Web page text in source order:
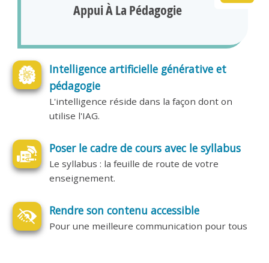
Appui À La Pédagogie
Intelligence artificielle générative et
pédagogie
L'intelligence réside dans la façon dont on
utilise l'IAG.
Poser le cadre de cours avec le syllabus
Le syllabus : la feuille de route de votre
enseignement.
Rendre son contenu accessible
Pour une meilleure communication pour tous